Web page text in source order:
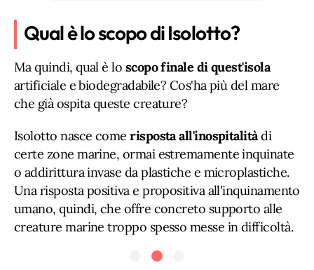
Qual è lo scopo di Isolotto?
Ma quindi, qual è lo scopo finale di quest'isola
artificiale e biodegradabile? Cos'ha più del mare
che già ospita queste creature?
Isolotto nasce comerisposta all'inospitalitàdi
certe zone marine, ormai estremamente inquinate
o addirittura invase da plastiche e microplastiche.
Una risposta positiva e propositiva all'inquinamento
umano, quindi, che offre concreto supporto alle
creature marine troppo spesso messe in difficoltà.